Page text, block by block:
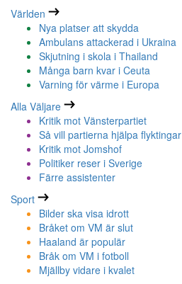
Världen
Nya platser att skydda
Ambulans attackerad i Ukraina
Skjutning i skola i Thailand
Många barn kvar i Ceuta
Varning för värme i Europa
Alla Väljare
Kritik mot Vänsterpartiet
Så vill partierna hjälpa flyktingar
Kritik mot Jomshof
Politiker reser i Sverige
Färre assistenter
Sport
Bilder ska visa idrott
Bråket om VM är slut
Haaland är populär
Bråk om VM i fotboll
Mjällby vidare i kvalet